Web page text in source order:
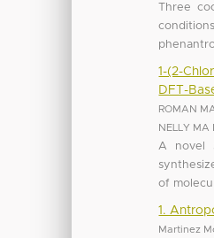
Three
1-(2-
DFT-
ROMAN
NELLY MA
A novel
of
1.
Martinez